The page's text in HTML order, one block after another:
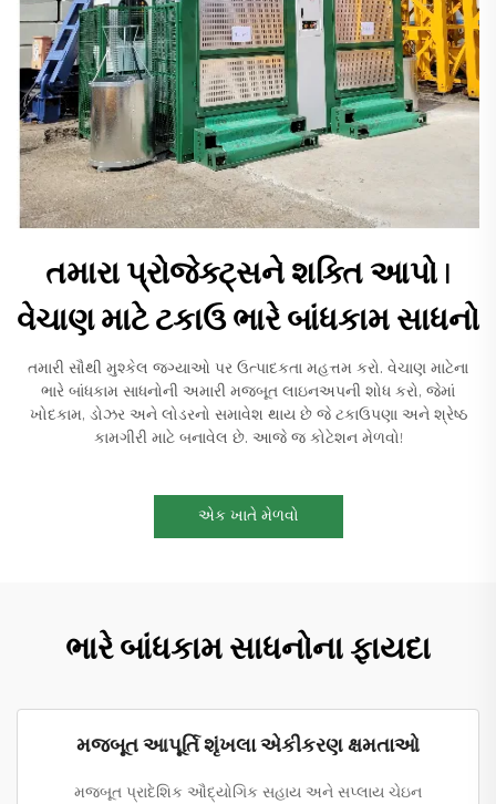
તમારા પ્રોજેક્ટ્સને શક્તિ આપો |
વેચાણ માટે ટકાઉ ભારે બાંધકામ સાધનો
તમારી સૌથી મુશ્કેલ જગ્યાઓ પર ઉત્પાદકતા મહત્તમ કરો. વેચાણ માટેના
ભારે બાંધકામ સાધનોની અમારી મજબૂત લાઇનઅપની શોધ કરો, જેમાં
ખોદકામ, ડોઝર અને લોડરનો સમાવેશ થાય છે જે ટકાઉપણા અને શ્રેષ્ઠ
કામગીરી માટે બનાવેલ છે. આજે જ કોટેશન મેળવો!
એક ખાતે મેળવો
ભારે બાંધકામ સાધનોના ફાયદા
મજબૂત આપૂર્તિ શૃંખલા એકીકરણ ક્ષમતાઓ
મજબૂત પ્રાદેશિક ઔદ્યોગિક સહાય અને સપ્લાય ચેઇન